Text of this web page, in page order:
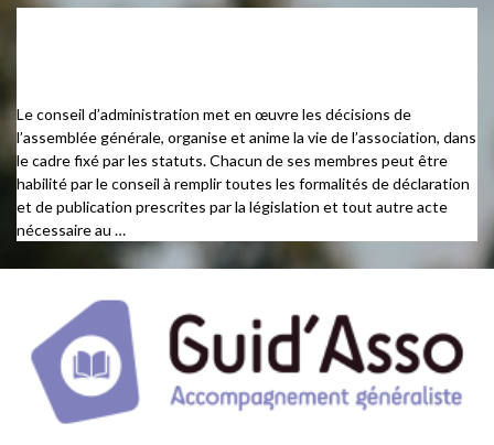
Le conseil d’administration met en œuvre les décisions de
l’assemblée générale, organise et anime la vie de l’association, dans
le cadre fixé par les statuts. Chacun de ses membres peut être
habilité par le conseil à remplir toutes les formalités de déclaration
et de publication prescrites par la législation et tout autre acte
nécessaire au …